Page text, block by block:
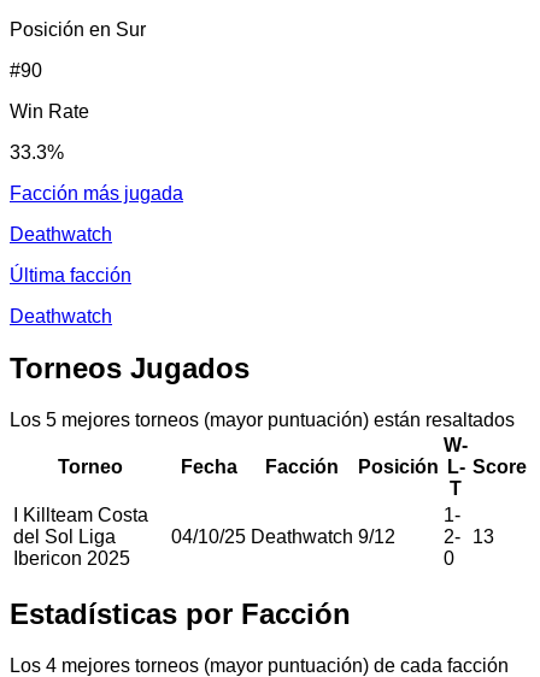
Posición en Sur
#90
Win Rate
33.3%
Facción más jugada
Deathwatch
Última facción
Deathwatch
Torneos Jugados
Los 5 mejores torneos (mayor puntuación) están resaltados
Torneo Fecha Facción Posición
W-
L-
T
Score
I Killteam Costa
del Sol Liga
Ibericon 2025
04/10/25 Deathwatch 9/12
1-
2-
0
13
Estadísticas por Facción
Los 4 mejores torneos (mayor puntuación) de cada facción